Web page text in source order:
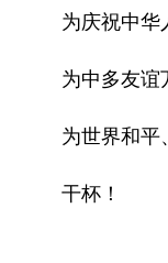
为庆祝中华
为中多友谊
为世界和平
干杯！